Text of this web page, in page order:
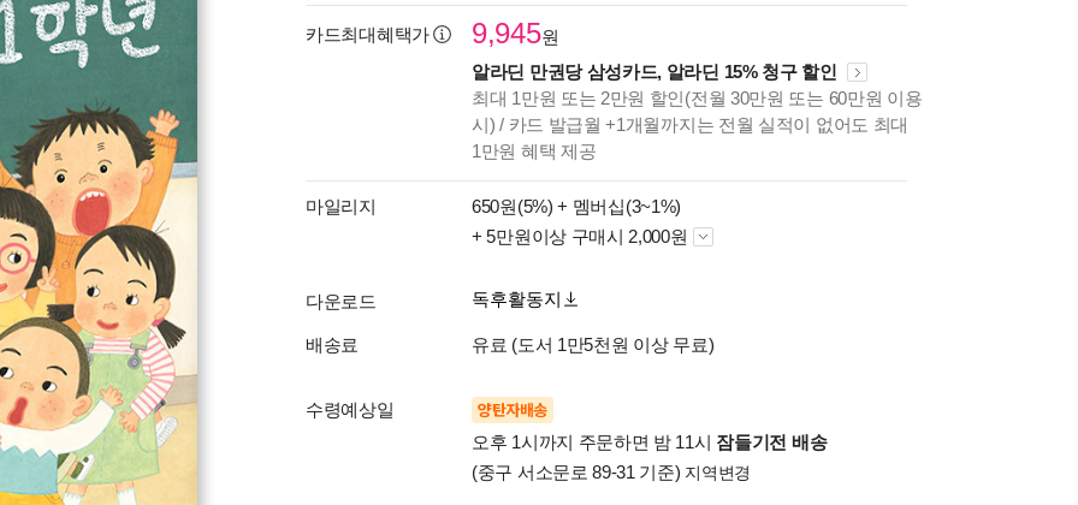
카드최대혜택가 9,945원
알라딘 만권당 삼성카드, 알라딘 15% 청구 할인
최대 1만원 또는 2만원 할인(전월 30만원 또는 60만원 이용
시) / 카드 발급월 +1개월까지는 전월 실적이 없어도 최대
1만원 혜택 제공
마일리지 650원(5%) + 멤버십(3~1%)
+ 5만원이상 구매시 2,000원
다운로드 독후활동지
배송료 유료 (도서 1만5천원 이상 무료)
수령예상일 양탄자배송
오후 1시까지 주문하면 밤 11시 잠들기전 배송
(중구 서소문로 89-31 기준) 지역변경